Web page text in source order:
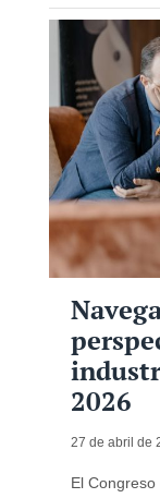
2026
27 de abril de
El